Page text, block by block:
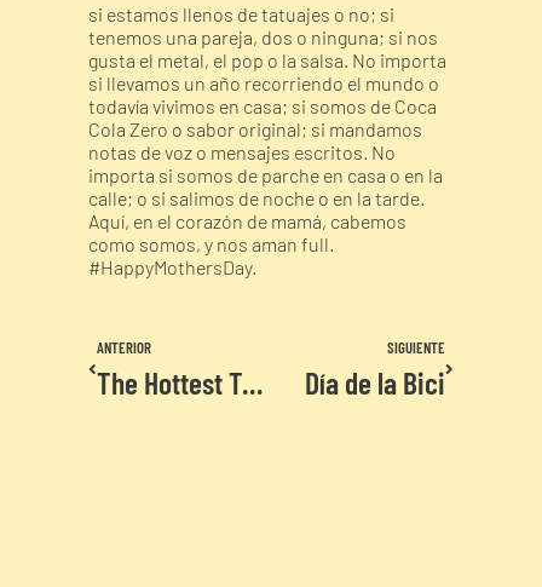
si estamos llenos de tatuajes o no; si
tenemos una pareja, dos o ninguna; si nos
gusta el metal, el pop o la salsa. No importa
si llevamos un año recorriendo el mundo o
todavía vivimos en casa; si somos de Coca
Cola Zero o sabor original; si mandamos
notas de voz o mensajes escritos. No
importa si somos de parche en casa o en la
calle; o si salimos de noche o en la tarde.
Aquí, en el corazón de mamá, cabemos
como somos, y nos aman full.
#HappyMothersDay.
ANTERIOR
The Hottest Trip
SIGUIENTE
Día de la Bici